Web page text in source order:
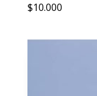
$10.000